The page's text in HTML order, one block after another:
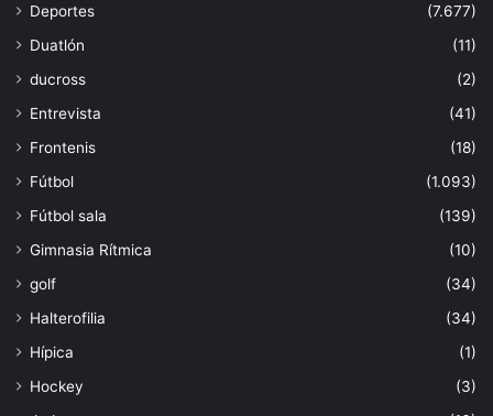
Deportes
(7.677)
Duatlón
(11)
ducross
(2)
Entrevista
(41)
Frontenis
(18)
Fútbol
(1.093)
Fútbol sala
(139)
Gimnasia Rítmica
(10)
golf
(34)
Halterofilia
(34)
Hípica
(1)
Hockey
(3)